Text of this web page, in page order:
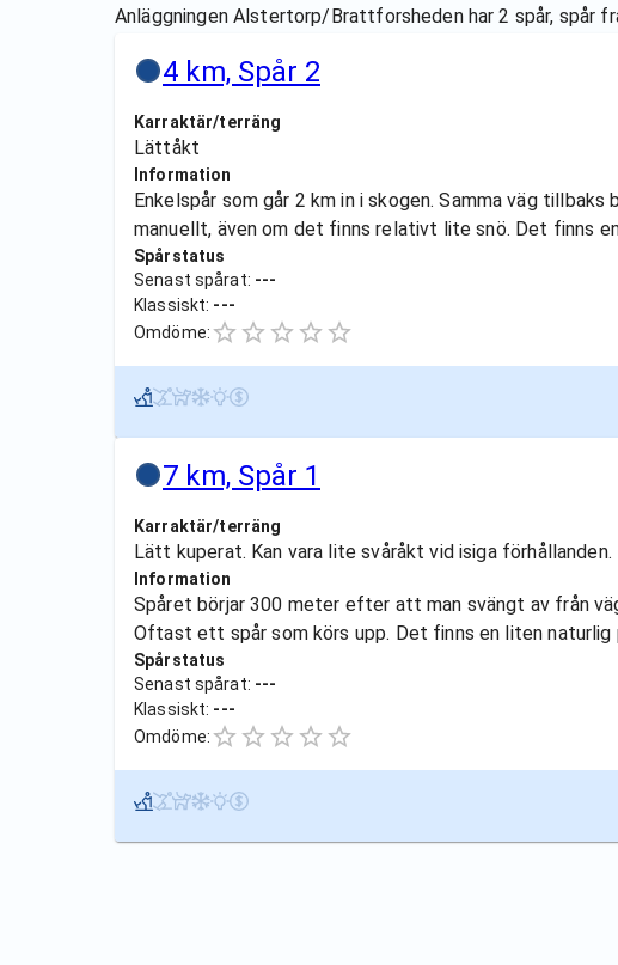
Anläggningen Alstertorp/Brattforsheden har 2 spår, spår
4 km, Spår 2
Karraktär/terräng
Lättåkt
Information
Enkelspår som går 2 km in i skogen. Samma väg
manuellt, även om det finns relativt lite snö. Det finns
Spårstatus
Senast spårat: ---
Klassiskt: ---
Omdöme:
7 km, Spår 1
Karraktär/terräng
Lätt kuperat. Kan vara lite svåråkt vid isiga förhållanden.
Information
Spåret börjar 300 meter efter att man svängt av från
Oftast ett spår som körs upp. Det finns en liten naturlig
Spårstatus
Senast spårat: ---
Klassiskt: ---
Omdöme: